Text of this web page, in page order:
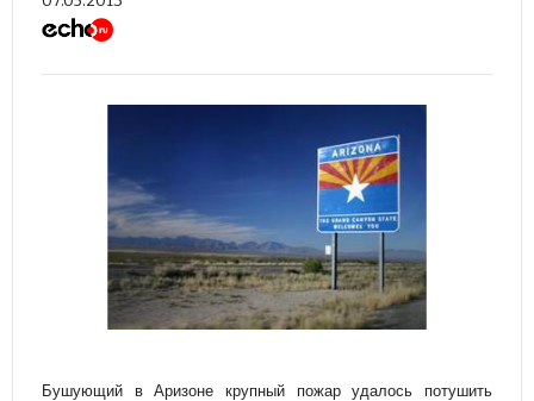
Бушующий в Аризоне крупный пожар удалось потушить